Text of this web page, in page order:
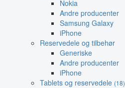
Nokia
Andre producenter
Samsung Galaxy
iPhone
Reservedele og tilbehør
Generiske
Andre producenter
iPhone
Tablets og reservedele (18)